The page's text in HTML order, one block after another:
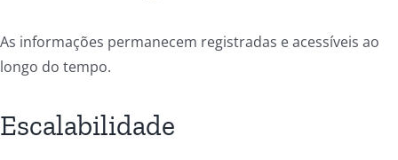
As informações permanecem registradas e acessíveis ao
longo do tempo.
Escalabilidade